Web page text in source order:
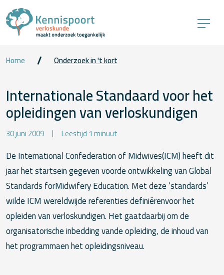
Home Onderzoek in 't kort
Internationale Standaard voor het
opleidingen van verloskundigen
30 juni 2009 Leestijd 1 minuut
De International Confederation of Midwives(ICM) heeft dit
jaar het startsein gegeven voorde ontwikkeling van Global
Standards forMidwifery Education. Met deze ‘standards’
wilde ICM wereldwijde referenties definiërenvoor het
opleiden van verloskundigen. Het gaatdaarbij om de
organisatorische inbedding vande opleiding, de inhoud van
het programmaen het opleidingsniveau.